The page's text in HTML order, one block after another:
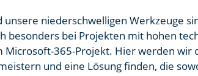
niederschwelligen Werkzeuge
besonders bei Projekten mit hohen
365-Projekt. Hier werden wir
und eine Lösung finden, die